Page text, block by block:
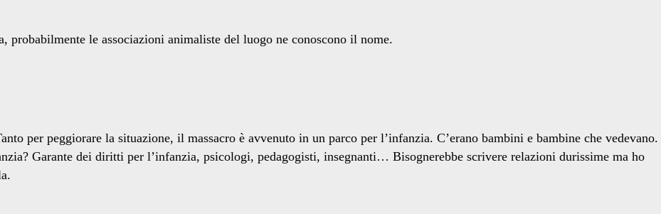
probabilmente le associazioni animaliste del luogo ne conoscono il nome.
per peggiorare la situazione, il massacro è avvenuto in un parco per l’infanzia. C’erano bambini e bambine che vedevano.
Garante dei diritti per l’infanzia, psicologi, pedagogisti, insegnanti… Bisognerebbe scrivere relazioni durissime ma ho